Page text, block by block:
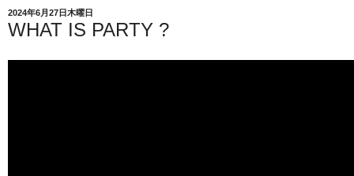
2024年6月27日木曜日
WHAT IS PARTY ?